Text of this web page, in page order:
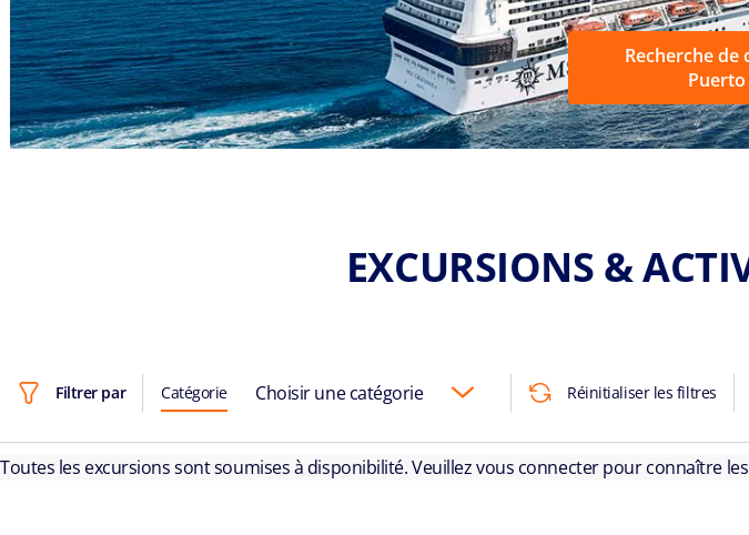
Recherche de
EXCURSIONS &
Filtrer par Catégorie Choisir une catégorie Réinitialiser les filtres
Toutes les excursions sont soumises à disponibilité. Veuillez vous connecter pour connaître